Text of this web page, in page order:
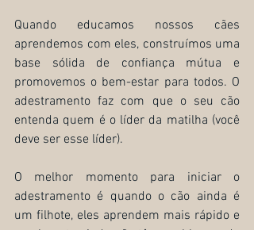
Quando educamos nossos cães
aprendemos com eles, construímos uma
base sólida de confiança mútua e
promovemos o bem-estar para todos. O
adestramento faz com que o seu cão
entenda quem é o líder da matilha (você
deve ser esse líder).
O melhor momento para iniciar o
adestramento é quando o cão ainda é
um filhote, eles aprendem mais rápido e